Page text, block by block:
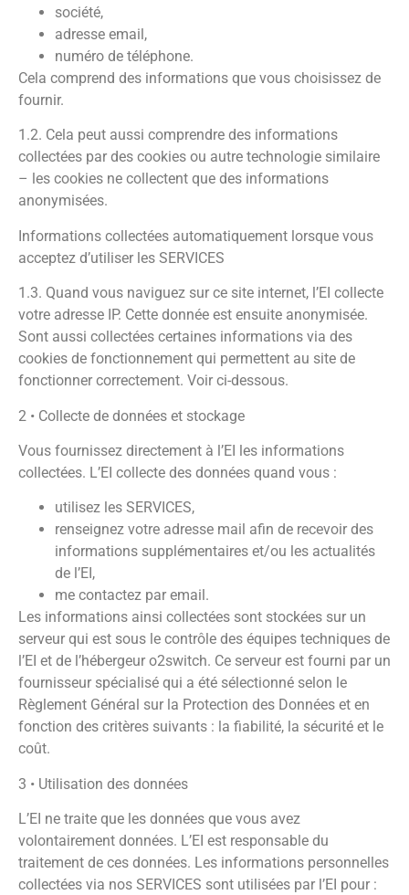
société,
adresse email,
numéro de téléphone.
Cela comprend des informations que vous choisissez de
fournir.
1.2. Cela peut aussi comprendre des informations
collectées par des cookies ou autre technologie similaire
– les cookies ne collectent que des informations
anonymisées.
Informations collectées automatiquement lorsque vous
acceptez d’utiliser les SERVICES
1.3. Quand vous naviguez sur ce site internet, l’EI collecte
votre adresse IP. Cette donnée est ensuite anonymisée.
Sont aussi collectées certaines informations via des
cookies de fonctionnement qui permettent au site de
fonctionner correctement. Voir ci-dessous.
2 • Collecte de données et stockage
Vous fournissez directement à l’EI les informations
collectées. L’EI collecte des données quand vous :
utilisez les SERVICES,
renseignez votre adresse mail afin de recevoir des
informations supplémentaires et/ou les actualités
de l’EI,
me contactez par email.
Les informations ainsi collectées sont stockées sur un
serveur qui est sous le contrôle des équipes techniques de
l’EI et de l’hébergeur o2switch. Ce serveur est fourni par un
fournisseur spécialisé qui a été sélectionné selon le
Règlement Général sur la Protection des Données et en
fonction des critères suivants : la fiabilité, la sécurité et le
coût.
3 • Utilisation des données
L’EI ne traite que les données que vous avez
volontairement données. L’EI est responsable du
traitement de ces données. Les informations personnelles
collectées via nos SERVICES sont utilisées par l’EI pour :